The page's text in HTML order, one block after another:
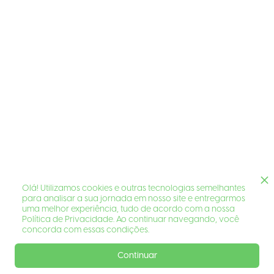
Olá! Utilizamos cookies e outras tecnologias semelhantes
para analisar a sua jornada em nosso site e entregarmos
uma melhor experiência, tudo de acordo com a nossa
Política de Privacidade. Ao continuar navegando, você
concorda com essas condições.
Continuar